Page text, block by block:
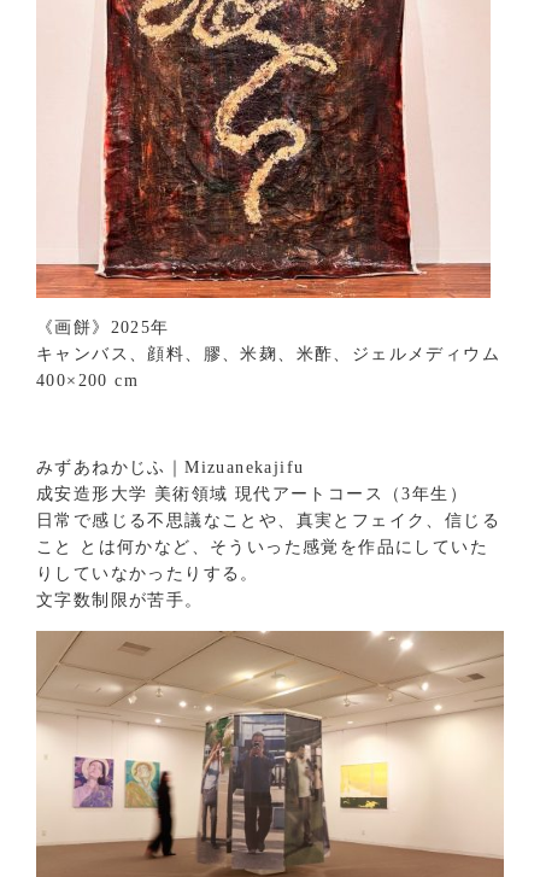
《画餅》2025年
キャンバス、顔料、膠、米麹、米酢、ジェルメディウム
400×200 cm
みずあねかじふ｜Mizuanekajifu
成安造形大学 美術領域 現代アートコース（3年生）
日常で感じる不思議なことや、真実とフェイク、信じる
こと とは何かなど、そういった感覚を作品にしていた
りしていなかったりする。
文字数制限が苦手。